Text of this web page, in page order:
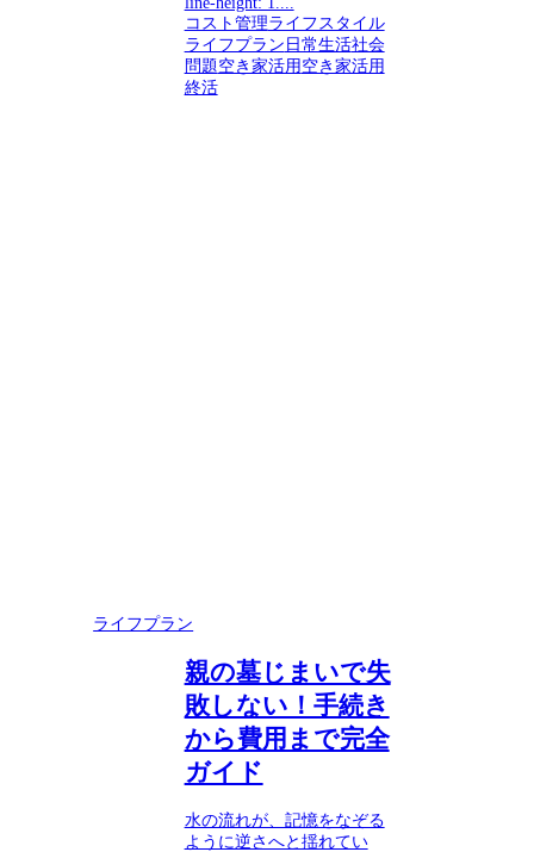
コスト管理ライフスタイル
ライフプラン 日常生活社会
問題 空き家活用 空き家活用
終活
ライフプラン
親の墓じまいで失
敗しない！手続き
から費用まで完全
ガイド
水の流れが、記憶をなぞる
ように逆さへと揺れてい